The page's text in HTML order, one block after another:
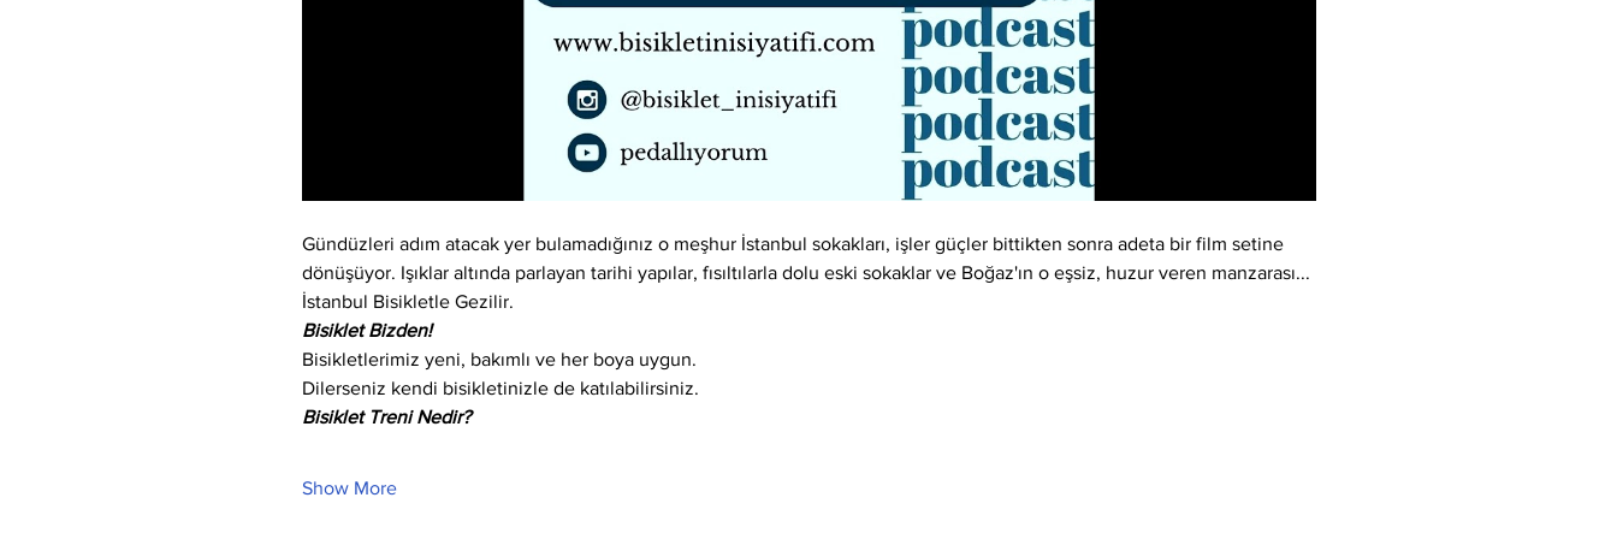
Gündüzleri adım atacak yer bulamadığınız o meşhur İstanbul sokakları, işler güçler bittikten sonra adeta bir film setine
dönüşüyor. Işıklar altında parlayan tarihi yapılar, fısıltılarla dolu eski sokaklar ve Boğaz'ın o eşsiz, huzur veren manzarası...
İstanbul Bisikletle Gezilir.
Bisiklet Bizden!
Bisikletlerimiz yeni, bakımlı ve her boya uygun.
Dilerseniz kendi bisikletinizle de katılabilirsiniz.
Bisiklet Treni Nedir?
Show More